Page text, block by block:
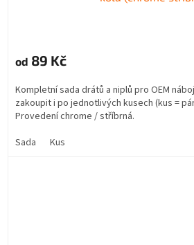
od 89 Kč
Kompletní sada drátů a niplů pro OEM
zakoupit i po jednotlivých kusech (kus =
Provedení chrome / stříbrná.
Sada
Kus